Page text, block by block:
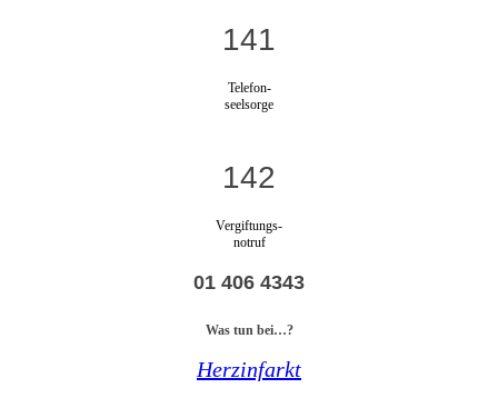
141
Telefon-
seelsorge
142
Vergiftungs-
notruf
01 406 4343
Was tun bei…?
Herzinfarkt